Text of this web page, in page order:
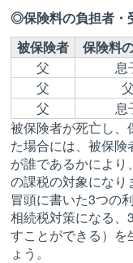
◎保険料の負担者・
被保険者
保険料
父
息
父
父
父
息
被保険者が死亡し、
た場合には、被保
が誰であるかによ
の課税の対象になり
冒頭に書いた3つの
相続税対策になる
すことができる）を
ょう。